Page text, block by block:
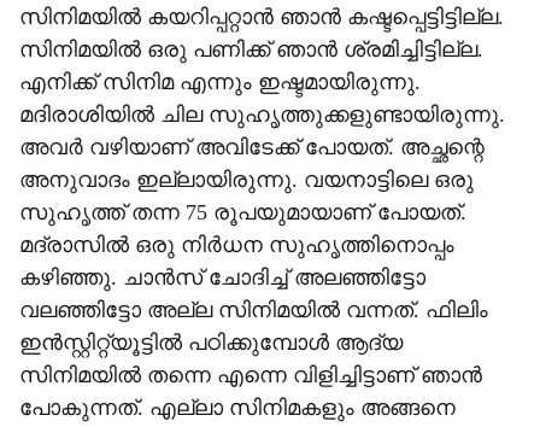
സിനിമയില്‍ കയറിപ്പറ്റാന്‍ ഞാന്‍ കഷ്ടപ്പെട്ടിട്ടില്ല.
സിനിമയില്‍ ഒരു പണിക്ക് ഞാന്‍ ശ്രമിച്ചിട്ടില്ല.
എനിക്ക് സിനിമ എന്നും ഇഷ്ടമായിരുന്നു.
മദിരാശിയില്‍ ചില സുഹൃത്തുക്കളുണ്ടായിരുന്നു.
അവര്‍ വഴിയാണ് അവിടേക്ക് പോയത്. അച്ഛന്റെ
അനുവാദം ഇല്ലായിരുന്നു. വയനാട്ടിലെ ഒരു
സുഹൃത്ത് തന്ന 75 രൂപയുമായാണ് പോയത്.
മദ്രാസില്‍ ഒരു നിര്‍ധന സുഹൃത്തിനൊപ്പം
കഴിഞ്ഞു. ചാന്‍സ് ചോദിച്ച് അലഞ്ഞിട്ടോ
വലഞ്ഞിട്ടോ അല്ല സിനിമയില്‍ വന്നത്. ഫിലിം
ഇന്‍സ്റ്റിറ്റ്യൂട്ടില്‍ പഠിക്കുമ്പോള്‍ ആദ്യ
സിനിമയില്‍ തന്നെ എന്നെ വിളിച്ചിട്ടാണ് ഞാന്‍
പോകുന്നത്. എല്ലാ സിനിമകളും അങ്ങനെ